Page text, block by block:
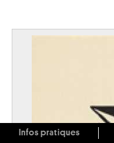
Infos pratiques